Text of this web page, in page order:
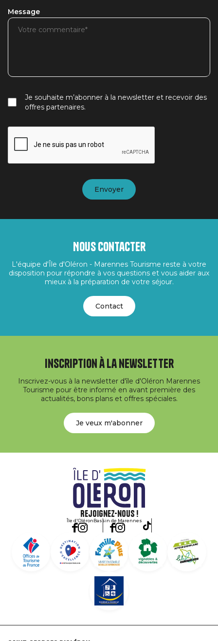
Message
Je souhaite m’abonner à la newsletter et recevoir des
offres partenaires.
Nous contacter
L'équipe d'Île d'Oléron - Marennes Tourisme reste à votre
disposition pour répondre à vos questions et vous aider aux
mieux à la préparation de votre séjour.
Contact
Inscription à la newsletter
Inscrivez-vous à la newsletter d'île d'Oléron Marennes
Tourisme pour être informé en avant première des
actualités, bons plans et offres spéciales.
Je veux m'abonner
Rejoignez-nous !
Île d'OléronBassin de Marennes